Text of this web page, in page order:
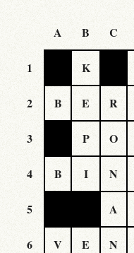
A B C
1 K
2 B E R
3 P O
4 B I N
5 A
6 V E N